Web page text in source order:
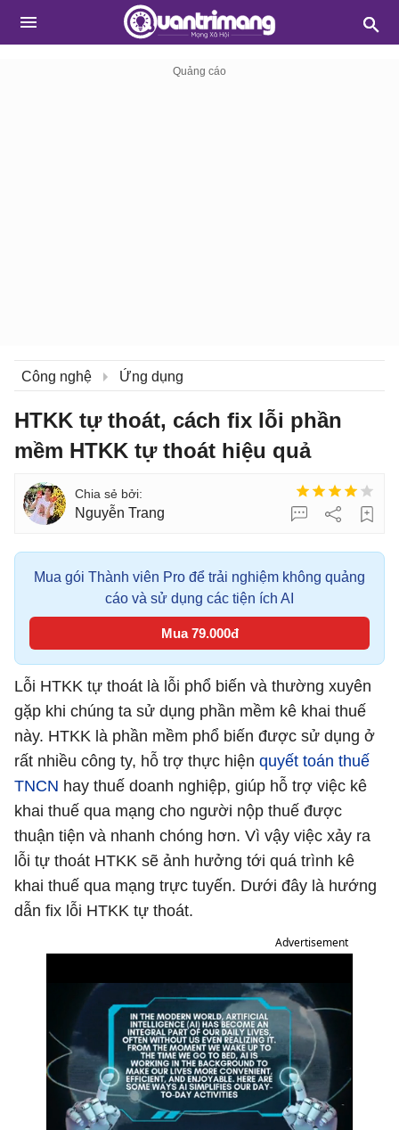
Công nghệ Ứng dụng
HTKK tự thoát, cách fix lỗi phần
mềm HTKK tự thoát hiệu quả
Nguyễn Trang
Mua gói Thành viên Pro để trải nghiệm không quảng
cáo và sử dụng các tiện ích AI
Mua 79.000đ
Lỗi HTKK tự thoát là lỗi phổ biến và thường xuyên
gặp khi chúng ta sử dụng phần mềm kê khai thuế
này. HTKK là phần mềm phổ biến được sử dụng ở
rất nhiều công ty, hỗ trợ thực hiện quyết toán thuế
TNCN hay thuế doanh nghiệp, giúp hỗ trợ việc kê
khai thuế qua mạng cho người nộp thuế được
thuận tiện và nhanh chóng hơn. Vì vậy việc xảy ra
lỗi tự thoát HTKK sẽ ảnh hưởng tới quá trình kê
khai thuế qua mạng trực tuyến. Dưới đây là hướng
dẫn fix lỗi HTKK tự thoát.
Advertisement